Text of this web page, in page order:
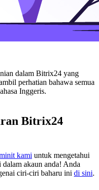
dalam Bitrix24 yang
perhatian bahawa semua
Inggeris.
Bitrix24
kami untuk mengetahui
akaun anda! Anda
ciri-ciri baharu ini di sini.